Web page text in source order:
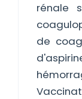
rénale
de